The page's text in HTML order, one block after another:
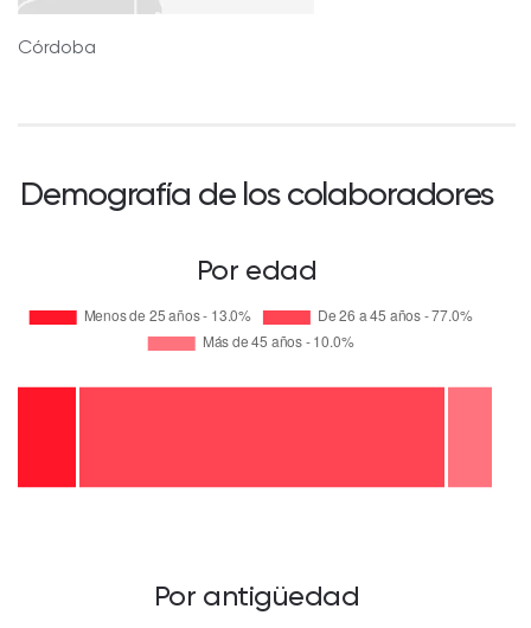
Córdoba
Demografía de los colaboradores
Por edad
Por antigüedad